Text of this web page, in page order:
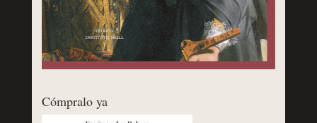
Cómpralo ya